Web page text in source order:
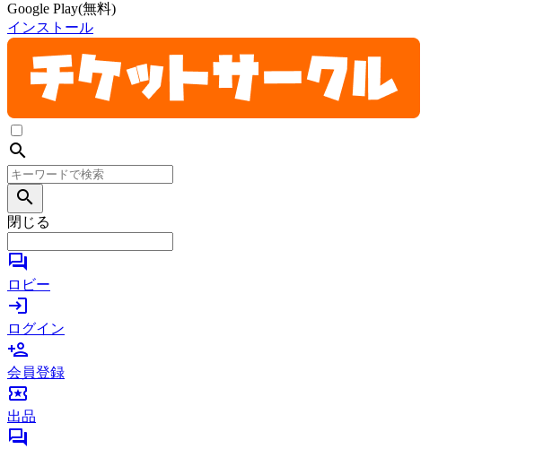
Google Play(無料)
インストール
search
search
閉じる
forum
ロビー
login
ログイン
person_add
会員登録
local_activity
出品
forum